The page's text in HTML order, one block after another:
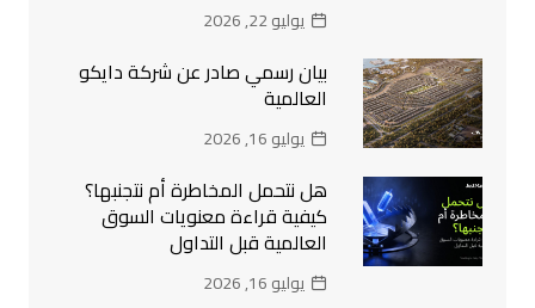
يوليو 22, 2026
بيان رسمي صادر عن شركة دايكو
العالمية
يوليو 16, 2026
هل نتحمل المخاطرة أم نتجنبها؟
كيفية قراءة معنويات السوق
العالمية قبل التداول
يوليو 16, 2026